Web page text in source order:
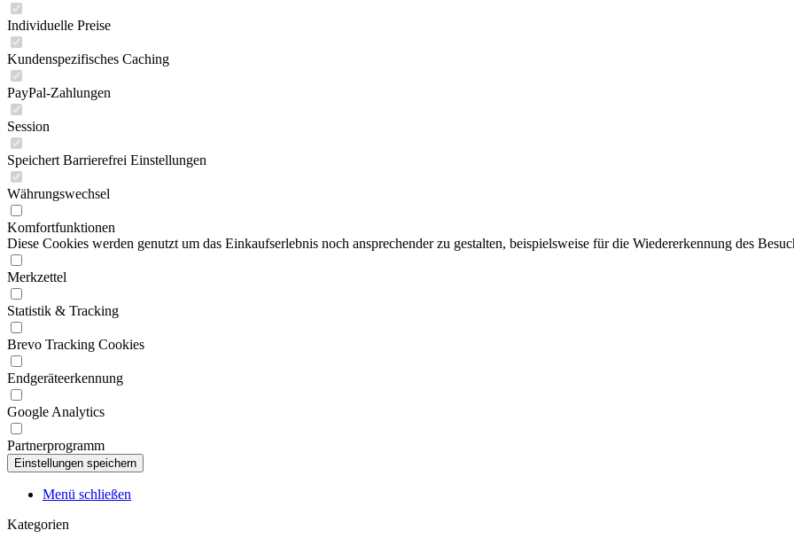
Individuelle Preise
Kundenspezifisches Caching
PayPal-Zahlungen
Session
Speichert Barrierefrei Einstellungen
Währungswechsel
Komfortfunktionen
Diese Cookies werden genutzt um das Einkaufserlebnis noch ansprechender zu gestalten, beispielsweise für die Wiedererkennung des
Merkzettel
Statistik & Tracking
Brevo Tracking Cookies
Endgeräteerkennung
Google Analytics
Partnerprogramm
Menü schließen
Kategorien